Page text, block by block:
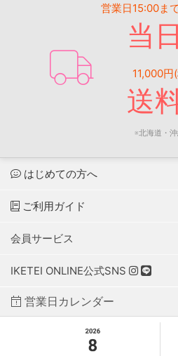
営業日15:00ま
当
11,000円
送
※北海道・
はじめての方へ
ご利用ガイド
会員サービス
IKETEI ONLINE公式SNS
営業日カレンダー